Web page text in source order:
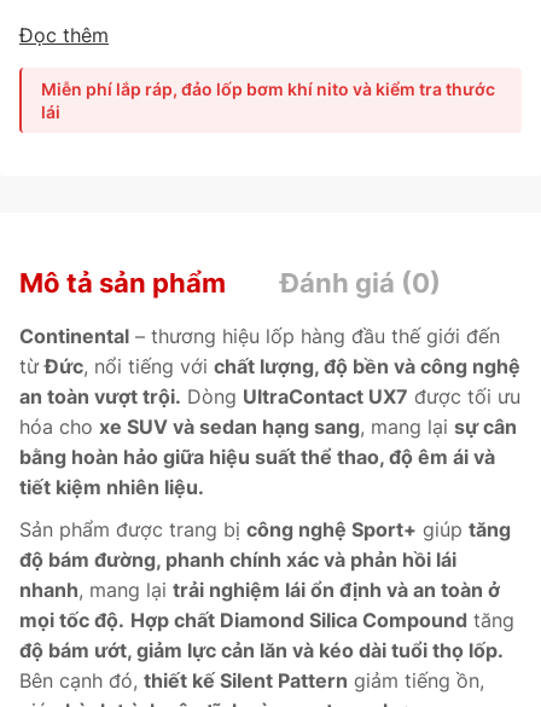
trội, khả năng phanh chính xác và cảm giác lái êm ái,
đẳng cấp.
Diamond Silica Compound tiên tiến, UX7 giúp phanh ngắn
hơn, tăng độ ổn định thân xe và giảm tiếng ồn cabin hiệu
Đọc thêm
Miễn phí lắp ráp, đảo lốp bơm khí nito và kiểm tra thước
lái
Mô tả sản phẩm Đánh giá (0)
Continental – thương hiệu lốp hàng đầu thế giới đến
từĐức, nổi tiếng với chất lượng, độ bền và công nghệ
an toàn vượt trội. Dòng UltraContact UX7 được tối ưu
hóa cho xe SUV và sedan hạng sang, mang lại sự cân
bằng hoàn hảo giữa hiệu suất thể thao, độ êm ái và
tiết kiệm nhiên liệu.
Sản phẩm được trang bị công nghệ Sport+ giúp tăng
độ bám đường, phanh chính xác và phản hồi lái
nhanh, mang lại trải nghiệm lái ổn định và an toàn ở
mọi tốc độ. Hợp chất Diamond Silica Compound tăng
độ bám ướt, giảm lực cản lăn và kéo dài tuổi thọ lốp.
Bên cạnh đó, thiết kế Silent Pattern giảm tiếng ồn,